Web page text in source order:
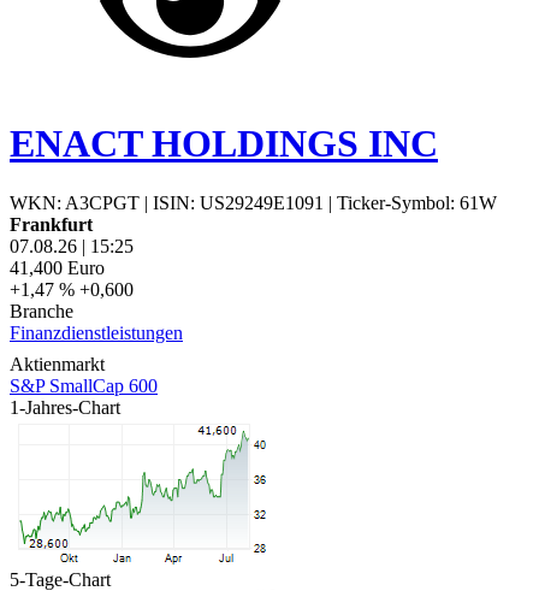
ENACT HOLDINGS INC
WKN: A3CPGT | ISIN: US29249E1091 | Ticker-Symbol: 61W
Frankfurt
07.08.26 | 15:25
41,400 Euro
+1,47 % +0,600
Branche
Finanzdienstleistungen
Aktienmarkt
S&P SmallCap 600
1-Jahres-Chart
5-Tage-Chart